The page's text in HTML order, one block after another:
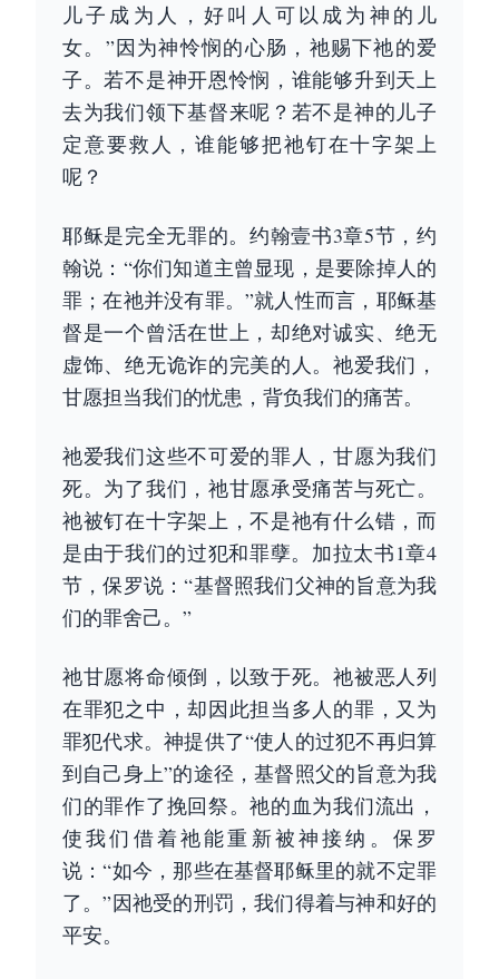
儿子成为人，好叫人可以成为神的儿
女。”因为神怜悯的心肠，祂赐下祂的爱
子。若不是神开恩怜悯，谁能够升到天上
去为我们领下基督来呢？若不是神的儿子
定意要救人，谁能够把祂钉在十字架上
呢？
耶稣是完全无罪的。约翰壹书3章5节，约
翰说：“你们知道主曾显现，是要除掉人的
罪；在祂并没有罪。”就人性而言，耶稣基
督是一个曾活在世上，却绝对诚实、绝无
虚饰、绝无诡诈的完美的人。祂爱我们，
甘愿担当我们的忧患，背负我们的痛苦。
祂爱我们这些不可爱的罪人，甘愿为我们
死。为了我们，祂甘愿承受痛苦与死亡。
祂被钉在十字架上，不是祂有什么错，而
是由于我们的过犯和罪孽。加拉太书1章4
节，保罗说：“基督照我们父神的旨意为我
们的罪舍己。”
祂甘愿将命倾倒，以致于死。祂被恶人列
在罪犯之中，却因此担当多人的罪，又为
罪犯代求。神提供了“使人的过犯不再归算
到自己身上”的途径，基督照父的旨意为我
们的罪作了挽回祭。祂的血为我们流出，
使我们借着祂能重新被神接纳。保罗
说：“如今，那些在基督耶稣里的就不定罪
了。”因祂受的刑罚，我们得着与神和好的
平安。